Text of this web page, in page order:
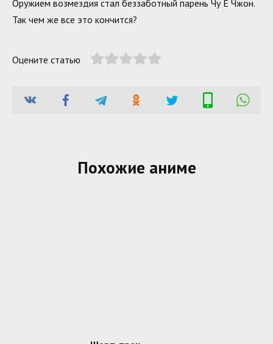
Оружием возмездия стал беззаботный парень Чу Ё Чжон.
Так чем же все это кончится?
Оцените статью
Похожие аниме